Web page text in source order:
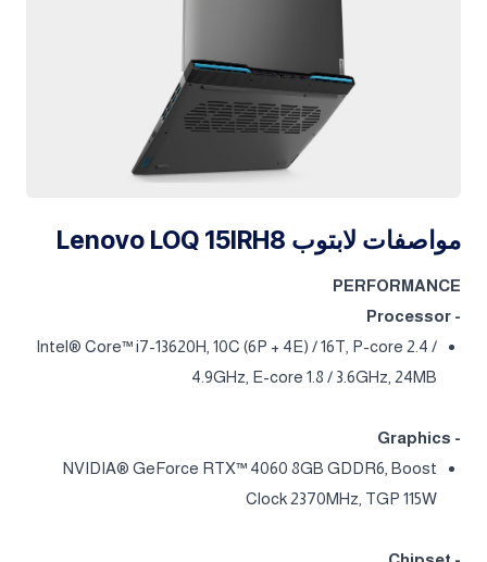
مواصفات لابتوب Lenovo LOQ 15IRH8
PERFORMANCE
- Processor
Intel® Core™ i7-13620H, 10C (6P + 4E) / 16T, P-core 2.4 /
4.9GHz, E-core 1.8 / 3.6GHz, 24MB
- Graphics
NVIDIA® GeForce RTX™ 4060 8GB GDDR6, Boost
Clock 2370MHz, TGP 115W